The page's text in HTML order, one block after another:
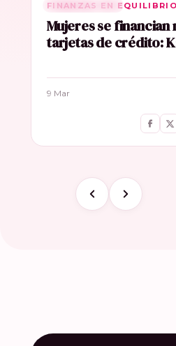
RELACIONADA
FINANZAS EN EQUILIBRIO
Mujeres se financian
tarjetas de crédito:
9 Mar